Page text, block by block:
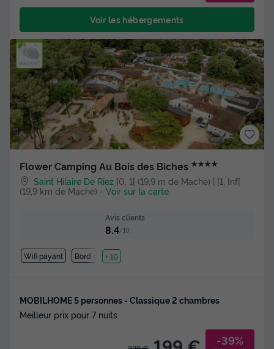
Voir les hébergements
Flower Camping Au Bois des Biches ★★★★
Saint Hilaire De Riez ]0, 1[ (19,9 m de Mache) | [1, Inf[
(19,9 km de Mache) - Voir sur la carte
Avis clients
8.4/10
Wifi payant Bord de mer
+ 10
MOBILHOME 5 personnes - Classique 2 chambres
Meilleur prix pour 7 nuits
-39%